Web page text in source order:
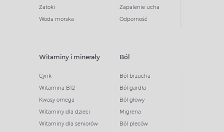
Zatoki
Woda morska
Zapalenie ucha
Odporność
Witaminy i minerały
Cynk
Witamina B12
Kwasy omega
Witaminy dla dzieci
Witaminy dla seniorów
Ból
Ból brzucha
Ból gardła
Ból głowy
Migrena
Ból pleców